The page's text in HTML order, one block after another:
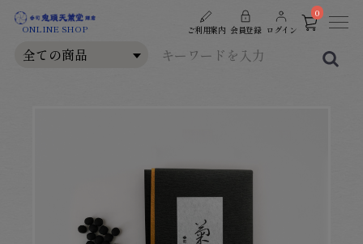
ONLINE SHOP ご利用案内 会員登録 ログイン
0